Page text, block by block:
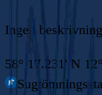
Ingen beskrivning
58° 17.231' N